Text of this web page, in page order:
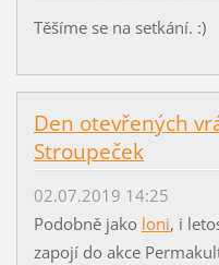
Těšíme se na setkání. :)
Den otevřených
Stroupeček
02.07.2019 14:25
Podobně jako loni, i
zapojí do akce